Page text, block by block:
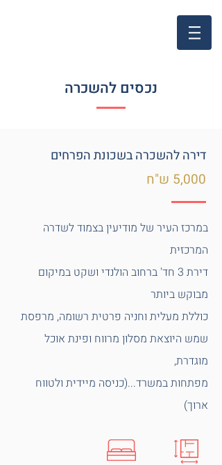
נכסים להשכרה
5,000 ש"ח
דירה להשכרה בשכונת הפרחים
במרכז העיר של מודיעין בצמוד לשדרה
המרכזית
דירת 3 חד' ברחוב הולנדי ושקט במיקום
מבוקש ביותר
כוללת מעלית וחניה פרטית רשומה, מרפסת
שמש היוצאת מסלון מרווח ופינת אוכל
מוגדרת,
מפתחות במשרד...(כניסה מיידית ולטווח
ארוך)